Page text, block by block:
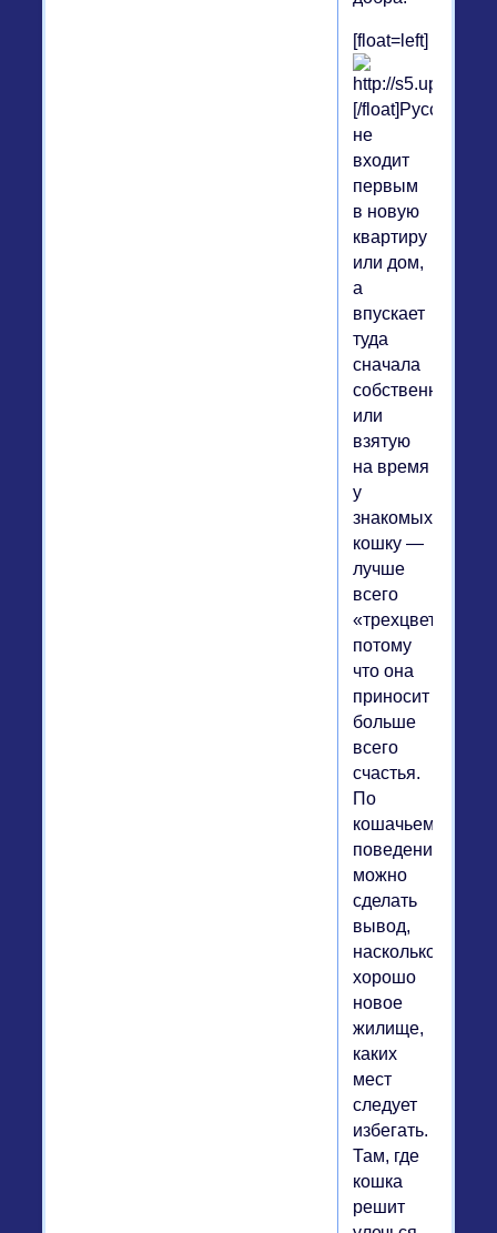
[float=left]
[/float]Русский
не
входит
первым
в новую
квартиру
или дом,
а
впускает
туда
сначала
собственную
или
взятую
на время
у
знакомых
кошку —
лучше
всего
«трехцветку»,
потому
что она
приносит
больше
всего
счастья.
По
кошачьему
поведению
можно
сделать
вывод,
насколько
хорошо
новое
жилище,
каких
мест
следует
избегать.
Там, где
кошка
решит